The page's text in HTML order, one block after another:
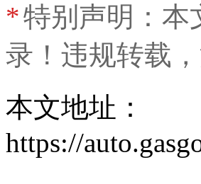
*特别声明：本
录！违规转载
本文地址：
https://